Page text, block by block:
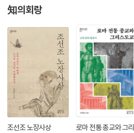
知의회랑
조선조 노장사상
로마 전통 종교와 그리